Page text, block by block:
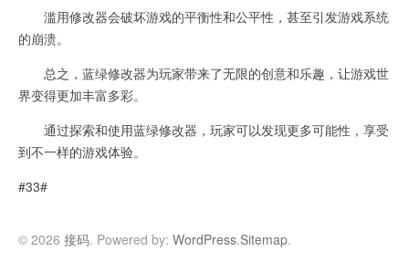
滥用修改器会破坏游戏的平衡性和公平性，甚至引发游戏系统
的崩溃。
总之，蓝绿修改器为玩家带来了无限的创意和乐趣，让游戏世
界变得更加丰富多彩。
通过探索和使用蓝绿修改器，玩家可以发现更多可能性，享受
到不一样的游戏体验。
#33#
© 2026 接码. Powered by: WordPress.Sitemap.